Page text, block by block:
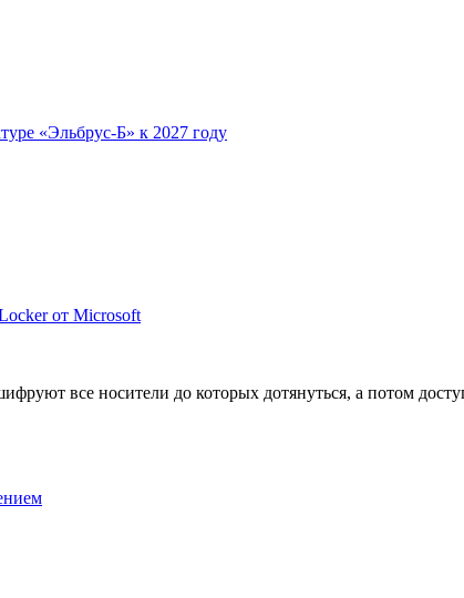
«Эльбрус-Б» к 2027 году
от Microsoft
все носители до которых дотянуться, а потом